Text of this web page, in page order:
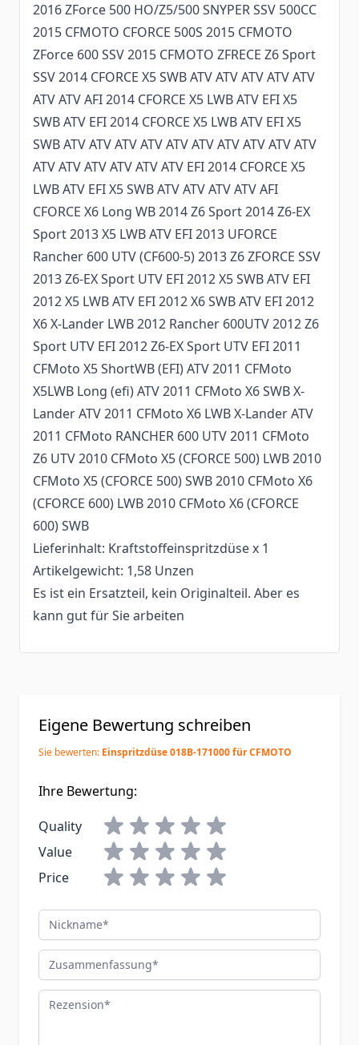
2016 ZForce 500 HO/Z5/500 SNYPER SSV 500CC
2015 CFMOTO CFORCE 500S 2015 CFMOTO
ZForce 600 SSV 2015 CFMOTO ZFRECE Z6 Sport
SSV 2014 CFORCE X5 SWB ATV ATV ATV ATV ATV
ATV ATV AFI 2014 CFORCE X5 LWB ATV EFI X5
SWB ATV EFI 2014 CFORCE X5 LWB ATV EFI X5
SWB ATV ATV ATV ATV ATV ATV ATV ATV ATV ATV
ATV ATV ATV ATV ATV ATV EFI 2014 CFORCE X5
LWB ATV EFI X5 SWB ATV ATV ATV ATV AFI
CFORCE X6 Long WB 2014 Z6 Sport 2014 Z6-EX
Sport 2013 X5 LWB ATV EFI 2013 UFORCE
Rancher 600 UTV (CF600-5) 2013 Z6 ZFORCE SSV
2013 Z6-EX Sport UTV EFI 2012 X5 SWB ATV EFI
2012 X5 LWB ATV EFI 2012 X6 SWB ATV EFI 2012
X6 X-Lander LWB 2012 Rancher 600UTV 2012 Z6
Sport UTV EFI 2012 Z6-EX Sport UTV EFI 2011
CFMoto X5 ShortWB (EFI) ATV 2011 CFMoto
X5LWB Long (efi) ATV 2011 CFMoto X6 SWB X-
Lander ATV 2011 CFMoto X6 LWB X-Lander ATV
2011 CFMoto RANCHER 600 UTV 2011 CFMoto
Z6 UTV 2010 CFMoto X5 (CFORCE 500) LWB 2010
CFMoto X5 (CFORCE 500) SWB 2010 CFMoto X6
(CFORCE 600) LWB 2010 CFMoto X6 (CFORCE
600) SWB
Lieferinhalt: Kraftstoffeinspritzdüse x 1
Artikelgewicht: 1,58 Unzen
Es ist ein Ersatzteil, kein Originalteil. Aber es
kann gut für Sie arbeiten
Eigene Bewertung schreiben
Sie bewerten: Einspritzdüse 018B-171000 für CFMOTO
Ihre Bewertung:
Quality
Value
Price
Nickname
Zusammenfassung
Rezension